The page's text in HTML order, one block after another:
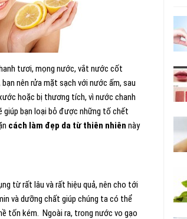
tươi, mọng nước, vắt nước cốt
nên rửa mặt sạch với nước ấm, sau
hoặc bị thương tích, vì nước chanh
giúp bạn loại bỏ được những tố chết
cách làm đẹp da từ thiên nhiên này
từ rất lâu và rất hiệu quả, nên cho tới
và dưỡng chất giúp chúng ta có thể
tốn kém. Ngoài ra, trong nước vo gạo